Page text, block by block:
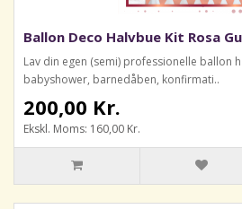
Ballon Deco Halvbue Kit Rosa
Lav din egen (semi) professionelle ballon
babyshower, barnedåben, konfirmati..
200,00 Kr.
Ekskl. Moms: 160,00 Kr.